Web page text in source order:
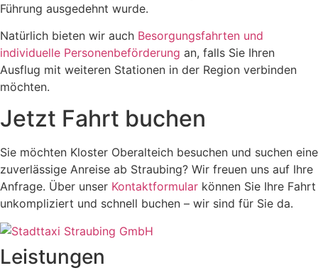
Führung ausgedehnt wurde.
Natürlich bieten wir auch Besorgungsfahrten und
individuelle Personenbeförderung an, falls Sie Ihren
Ausflug mit weiteren Stationen in der Region verbinden
möchten.
Jetzt Fahrt buchen
Sie möchten Kloster Oberalteich besuchen und suchen eine
zuverlässige Anreise ab Straubing? Wir freuen uns auf Ihre
Anfrage. Über unser Kontaktformular können Sie Ihre Fahrt
unkompliziert und schnell buchen – wir sind für Sie da.
Leistungen